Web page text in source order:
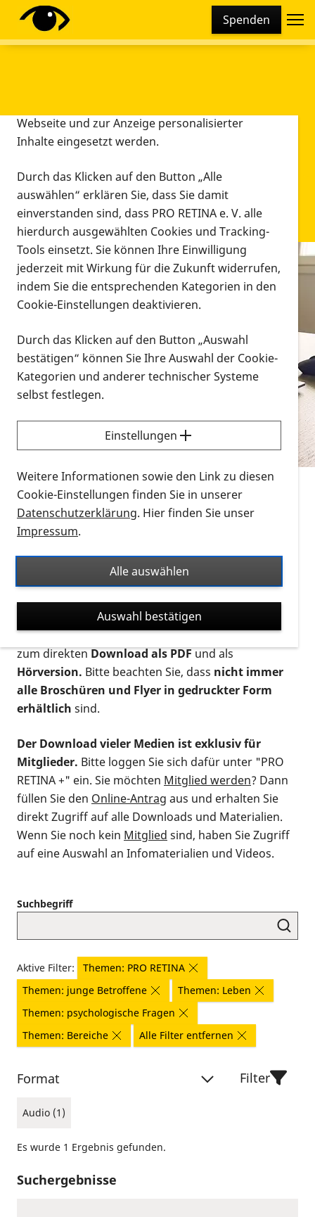
Spenden
Infomaterial
Infomaterial
Vorlesen
Alle Infomaterialien in verschiedenen
Formaten an einem Ort
Sie möchten wissen, wie Sie nach Infonmaterial
suchen und dieses bestellen bzw. herunterladen
können? Schauen Sie sich dieErklärvideos zum
Thema Infomaterial auf der PRO RETINA-Website
für blinde und sehbehinderte Menschen an.
Auf dieser Seite finden Sie sämtliches Infomaterial
Ort. Nutzen Sie den Formatfilter, um ausschließlich
nach Flyern und Broschüren, Audios oder Videos zu
suchen. Die meisten Flyer und Broschüren werden in
verschiedenen Formaten angeboten: zur
postalischen Bestellung als gedruckte Variante
zum direktenDownload als PDFund als
Hörversion. Bitte beachten Sie, dass nicht immer
alle Broschüren und Flyer in gedruckter Form
erhältlich sind.
Der Download vieler Medien ist exklusiv für
Mitglieder. Bitte loggen Sie sich dafür unter "PRO
RETINA +" ein. Sie möchten Mitglied werden? Dann
füllen Sie den Online-Antrag aus und erhalten Sie
direkt Zugriff auf alle Downloads und Materialien.
Wenn Sie noch kein Mitglied sind, haben Sie Zugriff
auf eine Auswahl an Infomaterialien und Videos.
Suchbegriff
Aktive Filter:
Themen: PRO RETINA
Themen: junge Betroffene
Themen: Leben
Themen: psychologische Fragen
Themen: Bereiche
Alle Filter entfernen
Format
Audio (1)
Filter
Es wurde 1 Ergebnis gefunden.
Suchergebnisse
Diese Webseite setzt verschiedene Cookies und
Tracking-Tools ein. Dies beinhaltet Cookies und
Webseite und zur Anzeige personalisierter
Inhalte eingesetzt werden.
Durch das Klicken auf den Button „Alle
auswählen“ erklären Sie, dass Sie damit
einverstanden sind, dass PRO RETINA e. V. alle
hierdurch ausgewählten Cookies und Tracking-
Tools einsetzt. Sie können Ihre Einwilligung
jederzeit mit Wirkung für die Zukunft widerrufen,
indem Sie die entsprechenden Kategorien in den
Cookie-Einstellungen deaktivieren.
Durch das Klicken auf den Button „Auswahl
bestätigen“ können Sie Ihre Auswahl der Cookie-
Kategorien und anderer technischer Systeme
selbst festlegen.
Einstellungen
Weitere Informationen sowie den Link zu diesen
Cookie-Einstellungen finden Sie in unserer
Datenschutzerklärung. Hier finden Sie unser
Impressum.
Alle auswählen
Auswahl bestätigen